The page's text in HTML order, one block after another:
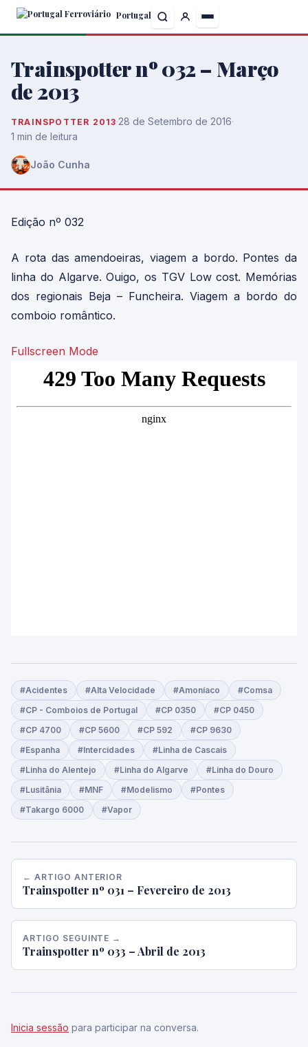
Skip
content
Portugal
Trainspotter nº 032 – Março
de 2013
TRAINSPOTTER 2013·28 de Setembro de 2016·
1 min de leitura
João Cunha
Edição nº 032
A rota das amendoeiras, viagem a bordo. Pontes da
linha do Algarve. Ouigo, os TGV Low cost. Memórias
dos regionais Beja – Funcheira. Viagem a bordo do
comboio romântico.
Fullscreen Mode
#Acidentes #Alta Velocidade #Amoníaco
#Comsa
#CP - Comboios de Portugal
#CP 0350
#CP 0450
#CP 4700
#CP 5600 #CP 592
#CP 9630
#Espanha
#Intercidades
#Linha de Cascais
#Linha do Alentejo
#Linha do Algarve
#Linha do Douro
#Lusitânia
#MNF #Modelismo
#Pontes
#Takargo 6000
#Vapor
← ARTIGO ANTERIOR
Trainspotter nº 031 – Fevereiro de 2013
ARTIGO SEGUINTE →
Trainspotter nº 033 – Abril de 2013
Inicia sessão para participar na conversa.